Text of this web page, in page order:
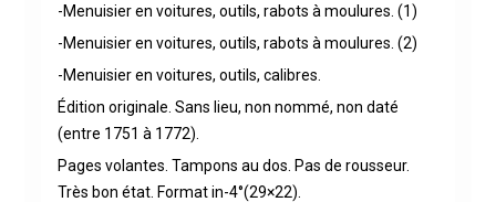
-Menuisier en voitures, outils, rabots à moulures. (1)
-Menuisier en voitures, outils, rabots à moulures. (2)
-Menuisier en voitures, outils, calibres.
Édition originale. Sans lieu, non nommé, non daté
(entre 1751 à 1772).
Pages volantes. Tampons au dos. Pas de rousseur.
Très bon état. Format in-4°(29×22).